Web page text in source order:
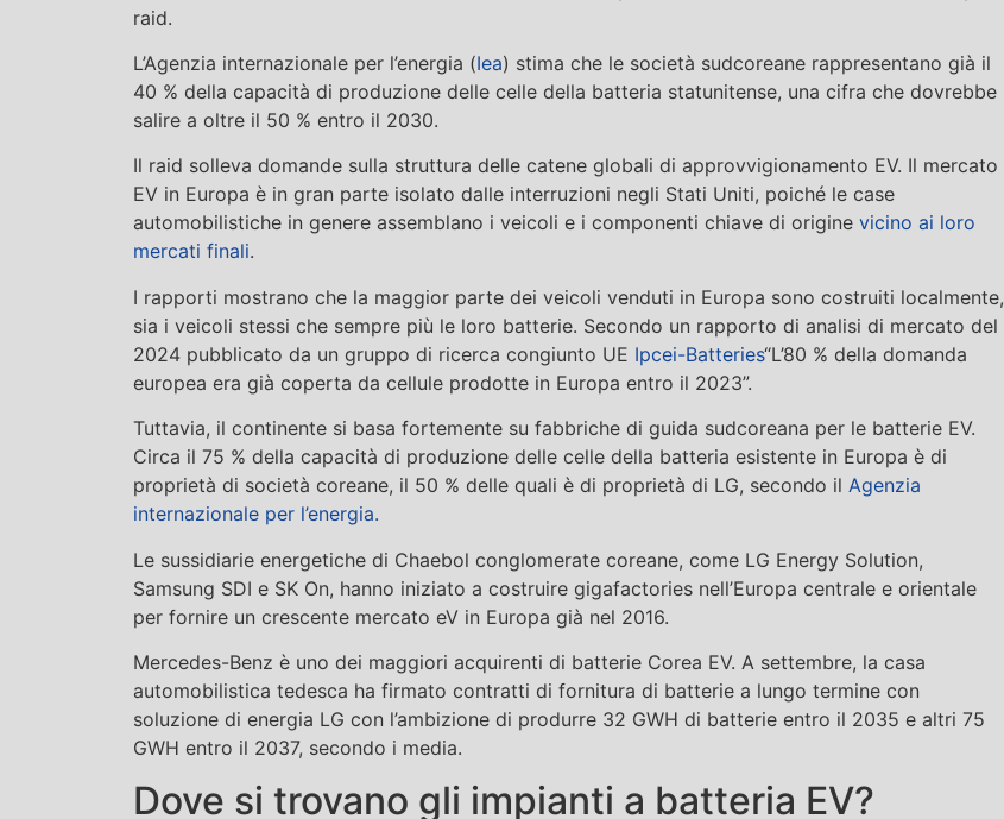
raid.
L’Agenzia internazionale per l’energia (Iea) stima che le società sudcoreane rappresentano già il
40 % della capacità di produzione delle celle della batteria statunitense, una cifra che dovrebbe
salire a oltre il 50 % entro il 2030.
Il raid solleva domande sulla struttura delle catene globali di approvvigionamento EV. Il mercato
EV in Europa è in gran parte isolato dalle interruzioni negli Stati Uniti, poiché le case
automobilistiche in genere assemblano i veicoli e i componenti chiave di origine vicino ai loro
mercati finali.
I rapporti mostrano che la maggior parte dei veicoli venduti in Europa sono costruiti localmente,
sia i veicoli stessi che sempre più le loro batterie. Secondo un rapporto di analisi di mercato del
2024 pubblicato da un gruppo di ricerca congiunto UE Ipcei-Batteries“L’80 % della domanda
europea era già coperta da cellule prodotte in Europa entro il 2023”.
Tuttavia, il continente si basa fortemente su fabbriche di guida sudcoreana per le batterie EV.
Circa il 75 % della capacità di produzione delle celle della batteria esistente in Europa è di
proprietà di società coreane, il 50 % delle quali è di proprietà di LG, secondo il Agenzia
internazionale per l’energia.
Le sussidiarie energetiche di Chaebol conglomerate coreane, come LG Energy Solution,
Samsung SDI e SK On, hanno iniziato a costruire gigafactories nell’Europa centrale e orientale
per fornire un crescente mercato eV in Europa già nel 2016.
Mercedes-Benz è uno dei maggiori acquirenti di batterie Corea EV. A settembre, la casa
automobilistica tedesca ha firmato contratti di fornitura di batterie a lungo termine con
soluzione di energia LG con l’ambizione di produrre 32 GWH di batterie entro il 2035 e altri 75
GWH entro il 2037, secondo i media.
Dove si trovano gli impianti a batteria EV?